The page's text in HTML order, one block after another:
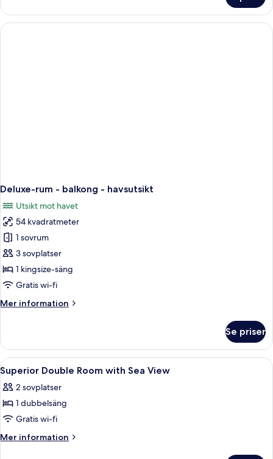
Double
Room
Deluxe-rum - balkong - havsutsikt
Utsikt mot havet
54 kvadratmeter
1 sovrum
3 sovplatser
1 kingsize-säng
Gratis wi-fi
Mer information
Mer
rum
balkong
havsutsikt
Se priser
Öppna
alla
foton
för
Superior
Double
Sängtillbehör av högsta kvalitet och
1
Superior Double Room with Sea View
2 sovplatser
1 dubbelsäng
Gratis wi-fi
Mer information
Mer